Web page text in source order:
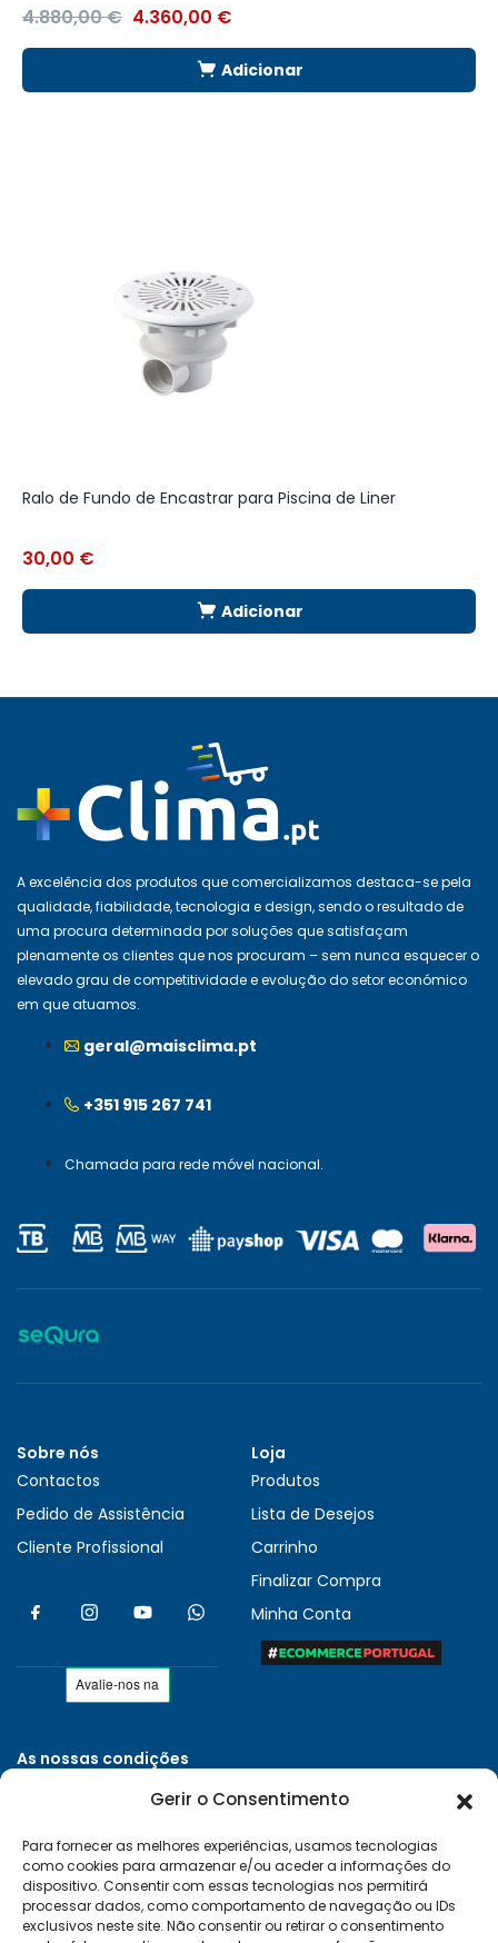
Gerir o Consentimento
Para fornecer as melhores experiências, usamos tecnologias
como cookies para armazenar e/ou aceder a informações do
dispositivo. Consentir com essas tecnologias nos permitirá
processar dados, como comportamento de navegação ou IDs
exclusivos neste site. Não consentir ou retirar o consentimento
4.880,00€ 4.360,00 €
Adicionar
Ralo de Fundo de Encastrar para Piscina de Liner
30,00 €
Adicionar
A excelência dos produtos que comercializamos destaca-se pela
qualidade, fiabilidade, tecnologia e design, sendo o resultado de
uma procura determinada por soluções que satisfaçam
plenamente os clientes que nos procuram – sem nunca esquecer o
elevado grau de competitividade e evolução do setor económico
em que atuamos.
geral@maisclima.pt
+351 915 267 741
Chamada para rede móvel nacional.
Sobre nós
Contactos
Pedido de Assistência
Cliente Profissional
Loja
Produtos
Lista de Desejos
Carrinho
Finalizar Compra
Minha Conta
As nossas condições
Políticas de Privacidade
Entregas e Devoluções
Livro de Reclamações
RAL e RLL